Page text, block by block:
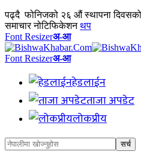
पढ्दै फोनिजको २६ औं स्थापना
समाचार नोटिफिकेशन थप
Font Resizerअ-आ
Font Resizerअ-आ
हेडलाईन
ताजा अपडेट
लोकप्रीय